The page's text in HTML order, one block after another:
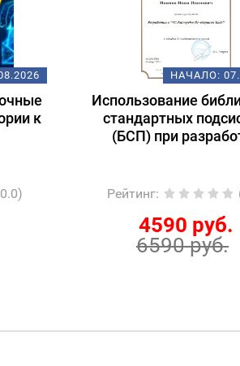
НАЧАЛО:07.09.2026
Использование библиотеки
стандартных подсистем
(БСП) при разработке
Рейтинг: (0.0)
4590 руб.
6590 руб.